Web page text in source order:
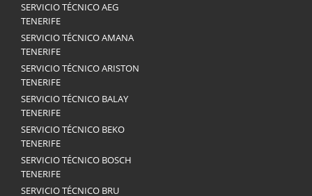
SERVICIO TÉCNICO AEG
TENERIFE
SERVICIO TÉCNICO AMANA
TENERIFE
SERVICIO TÉCNICO ARISTON
TENERIFE
SERVICIO TÉCNICO BALAY
TENERIFE
SERVICIO TÉCNICO BEKO
TENERIFE
SERVICIO TÉCNICO BOSCH
TENERIFE
SERVICIO TÉCNICO BRU